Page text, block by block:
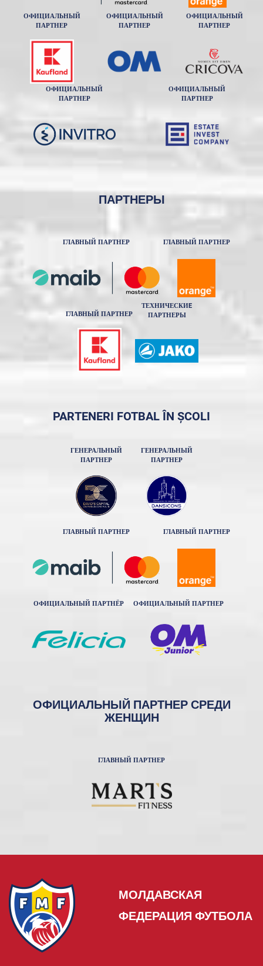
ОФИЦИАЛЬНЫЙ
ПАРТНЕР
ОФИЦИАЛЬНЫЙ
ПАРТНЕР
ОФИЦИАЛЬНЫЙ
ПАРТНЕР
ОФИЦИАЛЬНЫЙ
ПАРТНЕР
ОФИЦИАЛЬНЫЙ
ПАРТНЕР
ПАРТНЕРЫ
ГЛАВНЫЙ ПАРТНЕР ГЛАВНЫЙ ПАРТНЕР
ГЛАВНЫЙ ПАРТНЕР
ТЕХНИЧЕСКИE
ПАРТНЕРЫ
PARTENERI FOTBAL ÎN ȘCOLI
ГЕНЕРАЛЬНЫЙ
ПАРТНЕР
ГЕНЕРАЛЬНЫЙ
ПАРТНЕР
ГЛАВНЫЙ ПАРТНЕР ГЛАВНЫЙ ПАРТНЕР
ОФИЦИАЛЬНЫЙ ПАРТНЁР ОФИЦИАЛЬНЫЙ ПАРТНЕР
ОФИЦИАЛЬНЫЙ ПАРТНЕР СРЕДИ
ЖЕНЩИН
ГЛАВНЫЙ ПАРТНЕР
МОЛДАВСКАЯ
ФЕДЕРАЦИЯ ФУТБОЛА